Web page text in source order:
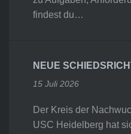
findest du…
NEUE
15 Juli 2026
Der Kreis der
USC Heidelberg hat